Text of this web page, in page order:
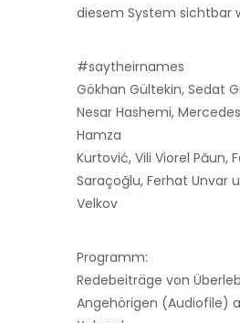
diesem System sichtbar
#saytheirnames
Gökhan Gültekin, Sedat
Nesar Hashemi,
Hamza
Kurtović, Vili Viorel Păun,
Saraçoğlu, Ferhat Unvar
Velkov
Programm:
Redebeiträge von
Angehörigen (Audiofile)